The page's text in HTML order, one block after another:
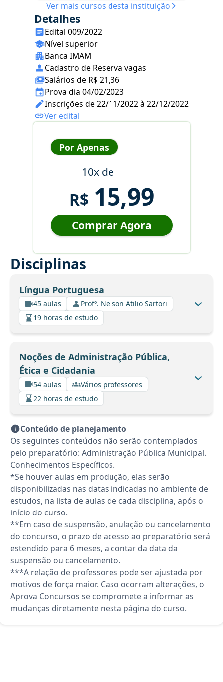
Ver mais cursos desta instituição
Detalhes
Edital 009/2022
Nível superior
Banca IMAM
Cadastro de Reserva vagas
Salários de R$ 21,36
Prova dia 04/02/2023
Inscrições de 22/11/2022 à 22/12/2022
Ver edital
Por Apenas
10x de
R$ 15,99
Comprar Agora
Disciplinas
Língua Portuguesa
45 aulas
Profº. Nelson Atilio Sartori
19 horas de estudo
Noções de Administração Pública,
Ética e Cidadania
54 aulas
Vários professores
22 horas de estudo
Conteúdo de planejamento
Os seguintes conteúdos não serão contemplados
pelo preparatório: Administração Pública Municipal.
Conhecimentos Específicos.
*Se houver aulas em produção, elas serão
disponibilizadas nas datas indicadas no ambiente de
estudos, na lista de aulas de cada disciplina, após o
início do curso.
**Em caso de suspensão, anulação ou cancelamento
do concurso, o prazo de acesso ao preparatório será
estendido para 6 meses, a contar da data da
suspensão ou cancelamento.
***A relação de professores pode ser ajustada por
motivos de força maior. Caso ocorram alterações, o
Aprova Concursos se compromete a informar as
mudanças diretamente nesta página do curso.